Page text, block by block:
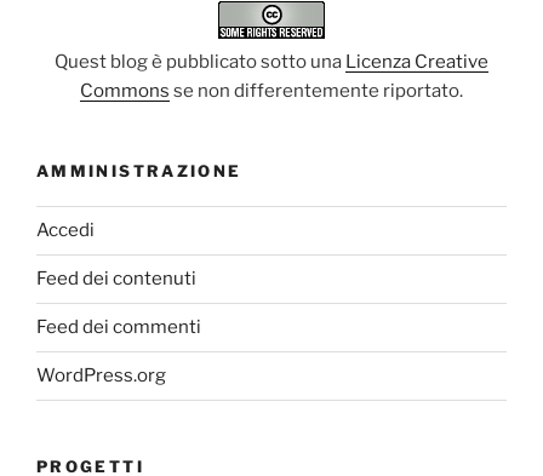
Quest blog è pubblicato sotto una Licenza Creative
Commons se non differentemente riportato.
AMMINISTRAZIONE
Accedi
Feed dei contenuti
Feed dei commenti
WordPress.org
PROGETTI